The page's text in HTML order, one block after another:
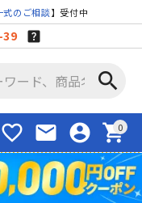
式のご相談】受付中
39
search
favorite_border mail account_circle shopping_cart